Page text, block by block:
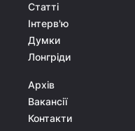
Статті
Інтерв'ю
Думки
Лонгріди
Архів
Вакансії
Контакти